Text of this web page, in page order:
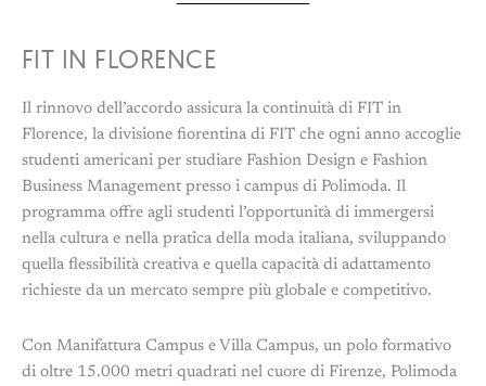
FIT IN FLORENCE
Il rinnovo dell’accordo assicura la continuità di FIT in
Florence, la divisione fiorentina di FIT che ogni anno accoglie
studenti americani per studiare Fashion Design e Fashion
Business Management presso i campus di Polimoda. Il
programma offre agli studenti l’opportunità di immergersi
nella cultura e nella pratica della moda italiana, sviluppando
quella flessibilità creativa e quella capacità di adattamento
richieste da un mercato sempre più globale e competitivo.
Con Manifattura Campus e Villa Campus, un polo formativo
di oltre 15.000 metri quadrati nel cuore di Firenze, Polimoda